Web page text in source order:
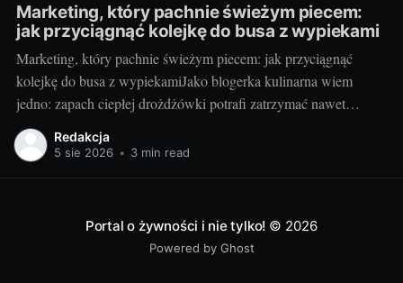
Marketing, który pachnie świeżym piecem:
jak przyciągnąć kolejkę do busa z wypiekami
Marketing, który pachnie świeżym piecem: jak przyciągnąć
kolejkę do busa z wypiekamiJako blogerka kulinarna wiem
jedno: zapach ciepłej drożdżówki potrafi zatrzymać nawet
najbardziej zabieganych. Mobilna piekarnia ma supermoc — piec
na kołach i kontakt z klientem tu i teraz. Jeśli dodasz do tego
Redakcja
5 sie 2026 • 3 min read
Portal o żywności i nie tylko! © 2026
Powered by Ghost